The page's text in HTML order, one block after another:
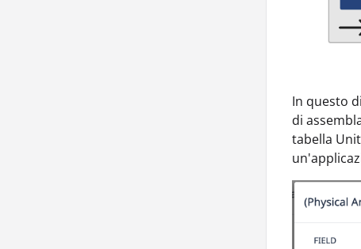
In questo
di
tabella